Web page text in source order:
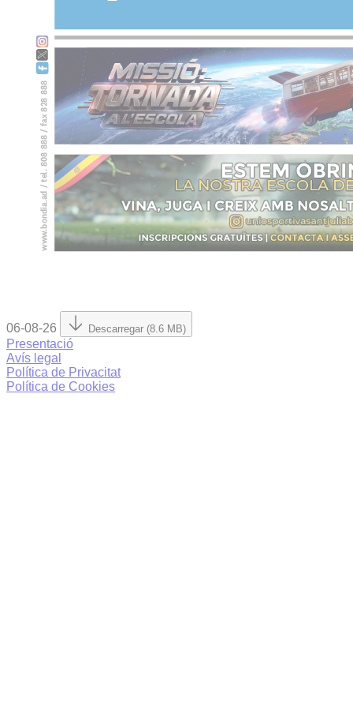
06-08-26 Descarregar (8.6 MB)
Presentació
Avís legal
Política de Privacitat
Política de Cookies